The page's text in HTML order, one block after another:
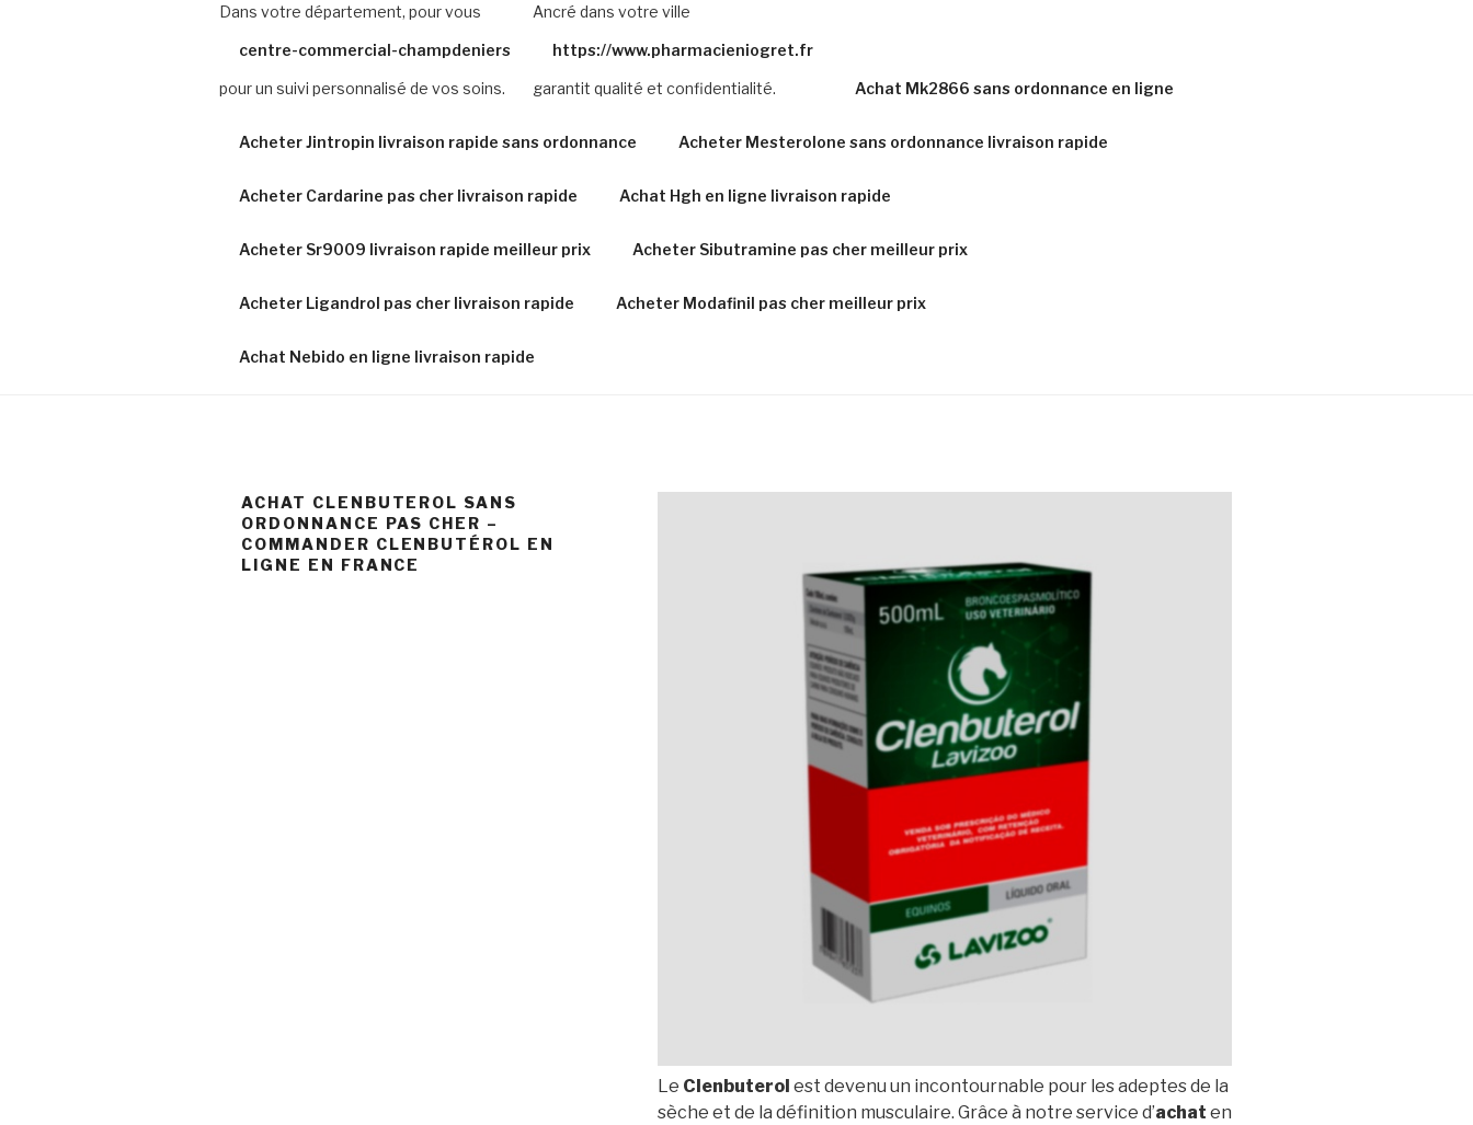
Dans votre département, pour vous
centre-commercial-champdeniers
pour un suivi personnalisé de vos soins.
Ancré dans votre ville
https://www.pharmacieniogret.fr
garantit qualité et confidentialité. Achat Mk2866 sans ordonnance en ligne
Acheter Jintropin livraison rapide sans ordonnance Acheter Mesterolone sans ordonnance livraison rapide
Acheter Cardarine pas cher livraison rapide Achat Hgh en ligne livraison rapide
Acheter Sr9009 livraison rapide meilleur prix Acheter Sibutramine pas cher meilleur prix
Acheter Ligandrol pas cher livraison rapide Acheter Modafinil pas cher meilleur prix
Achat Nebido en ligne livraison rapide
ACHAT CLENBUTEROL SANS
ORDONNANCE PAS CHER –
COMMANDER CLENBUTÉROL EN
LIGNE EN FRANCE
Le Clenbuterol est devenu un incontournable pour les adeptes de la
sèche et de la définition musculaire. Grâce à notre service d’achat en